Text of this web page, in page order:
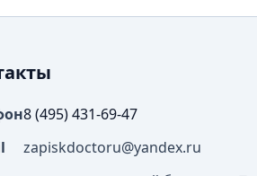
8 (495) 431-69-47
zapiskdoctoru@yandex.ru